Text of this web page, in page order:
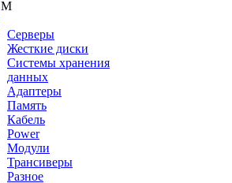
Серверы
Жесткие диски
Системы хранения
данных
Адаптеры
Память
Кабель
Power
Модули
Трансиверы
Разное